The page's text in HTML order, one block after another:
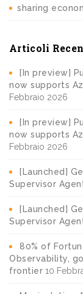
sharing
Articoli
[In preview]
now supports
Febbraio 2026
[In preview]
now supports
Febbraio 2026
[Launched]
Supervisor
[Launched]
Supervisor
80% of
Observability,
frontier 10